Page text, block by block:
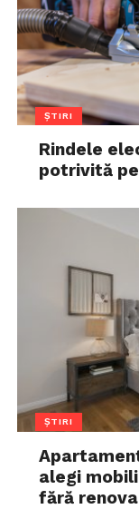
ȘTIRI
Rindele
potrivită
ȘTIRI
alegi
fără